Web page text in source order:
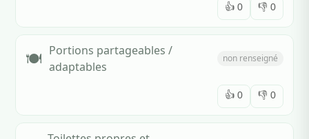
👍 0 👎 0
🍽️ Portions partageables /
adaptables
non renseigné
👍 0 👎 0